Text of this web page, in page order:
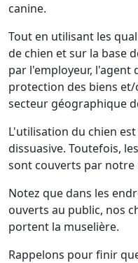
canine.
Tout en utilisant les
de chien et sur la base
par l'employeur, l'agent
protection des biens
secteur géographique
L'utilisation du chien
dissuasive. Toutefois,
sont couverts par notre
Notez que dans les
ouverts au public, nos
portent la muselière.
Rappelons pour finir